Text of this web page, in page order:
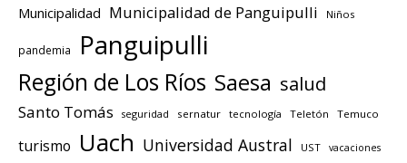
Municipalidad Municipalidad de Panguipulli Niños
pandemia Panguipulli
Región de Los Ríos Saesa salud
Santo Tomás seguridad sernatur tecnología Teletón Temuco
turismo Uach Universidad Austral UST vacaciones